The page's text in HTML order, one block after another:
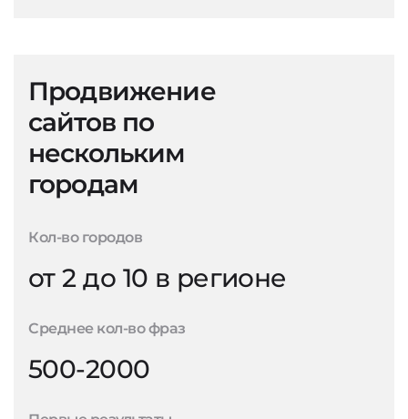
Продвижение
сайтов по
нескольким
городам
Кол-во городов
от 2 до 10 в регионе
Среднее кол-во фраз
500-2000